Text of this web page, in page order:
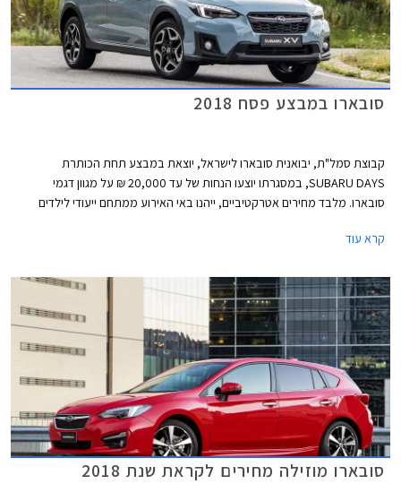
סובארו במבצע פסח 2018
קבוצת סמל"ת, יבואנית סובארו לישראל, יוצאת במבצע תחת הכותרת
SUBARU DAYS, במסגרתו יוצעו הנחות של עד 20,000 ₪ על מגוון דגמי
סובארו. מלבד מחירים אטרקטיביים, ייהנו באי האירוע ממתחם ייעודי לילדים
קרא עוד
סובארו מוזילה מחירים לקראת שנת 2018